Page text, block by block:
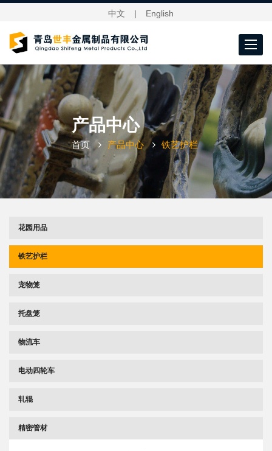
中文 | English
Toggle
产品中心
首页 产品中心 铁艺护栏
花园用品
铁艺护栏
宠物笼
托盘笼
物流车
电动四轮车
轧辊
精密管材